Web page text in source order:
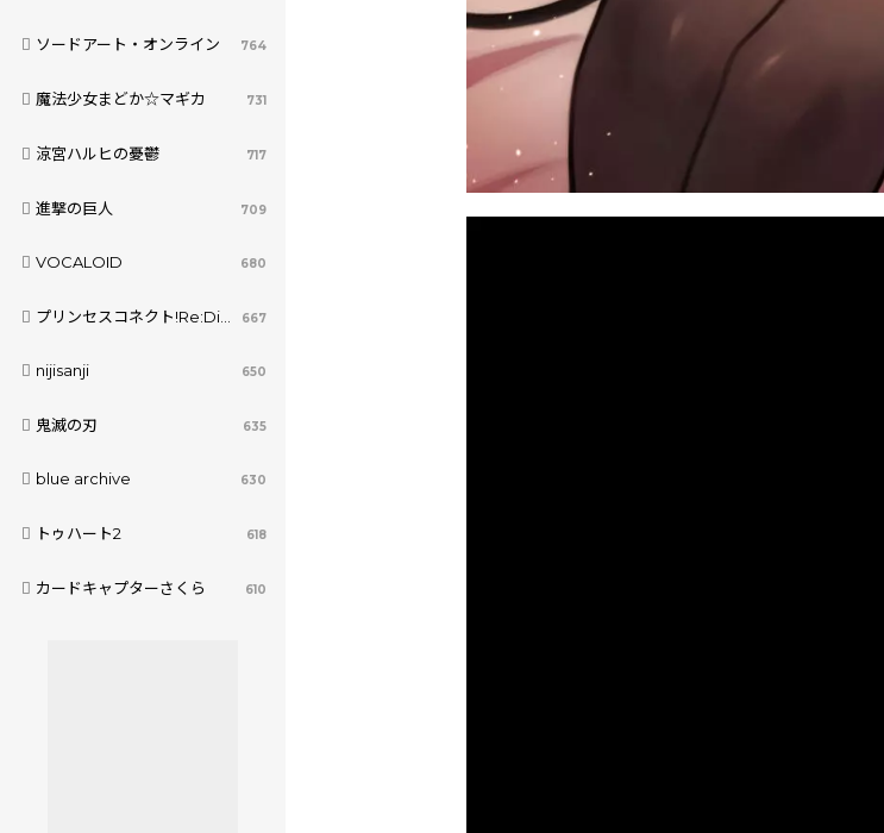
ソードアート・オンライン 764
魔法少女まどか☆マギカ 731
涼宮ハルヒの憂鬱 717
進撃の巨人 709
VOCALOID 680
プリンセスコネクト!Re:Dive 667
nijisanji 650
鬼滅の刃 635
blue archive 630
トゥハート2 618
カードキャプターさくら 610